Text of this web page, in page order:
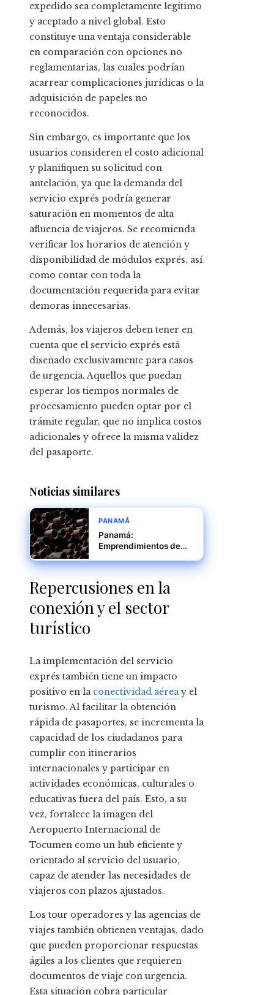
expedido sea completamente legítimo
y aceptado a nivel global. Esto
constituye una ventaja considerable
en comparación con opciones no
reglamentarias, las cuales podrían
acarrear complicaciones jurídicas o la
adquisición de papeles no
reconocidos.
Sin embargo, es importante que los
usuarios consideren el costo adicional
y planifiquen su solicitud con
antelación, ya que la demanda del
servicio exprés podría generar
saturación en momentos de alta
afluencia de viajeros. Se recomienda
verificar los horarios de atención y
disponibilidad de módulos exprés, así
como contar con toda la
documentación requerida para evitar
demoras innecesarias.
Además, los viajeros deben tener en
cuenta que el servicio exprés está
diseñado exclusivamente para casos
de urgencia. Aquellos que puedan
esperar los tiempos normales de
procesamiento pueden optar por el
trámite regular, que no implica costos
adicionales y ofrece la misma validez
del pasaporte.
Noticias similares
PANAMÁ
Panamá:
Emprendimientos de
Repercusiones en la
conexión y el sector
turístico
La implementación del servicio
exprés también tiene un impacto
positivo en la conectividad aéreay el
turismo. Al facilitar la obtención
rápida de pasaportes, se incrementa la
capacidad de los ciudadanos para
cumplir con itinerarios
internacionales y participar en
actividades económicas, culturales o
educativas fuera del país. Esto, a su
vez, fortalece la imagen del
Aeropuerto Internacional de
Tocumen como un hub eficiente y
orientado al servicio del usuario,
capaz de atender las necesidades de
viajeros con plazos ajustados.
Los tour operadores y las agencias de
viajes también obtienen ventajas, dado
que pueden proporcionar respuestas
ágiles a los clientes que requieren
documentos de viaje con urgencia.
Esta situación cobra particular